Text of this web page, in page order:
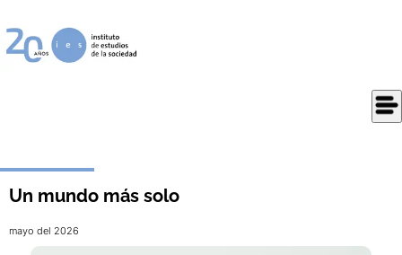
Un mundo más solo
mayo del 2026